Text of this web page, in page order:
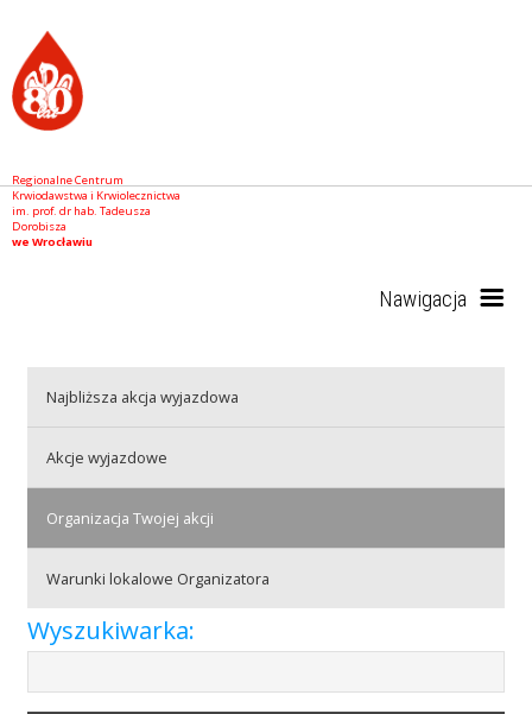
Regionalne Centrum
Krwiodawstwa i Krwiolecznictwa
im. prof. dr hab. Tadeusza
Dorobisza
we Wrocławiu
Nawigacja
Akcje wyjazdowe
Najbliższa akcja wyjazdowa
Akcje wyjazdowe
Organizacja Twojej akcji
Warunki lokalowe Organizatora
Wyszukiwarka: